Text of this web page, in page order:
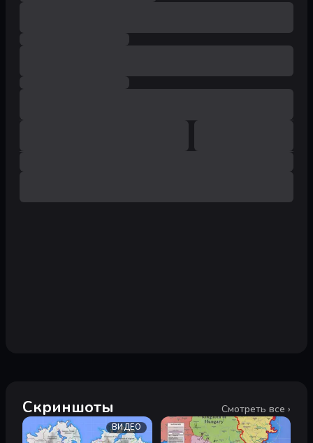
Скриншоты Смотреть все ›
ВИДЕО